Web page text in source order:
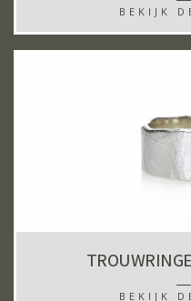
BEKIJK
BEKIJK